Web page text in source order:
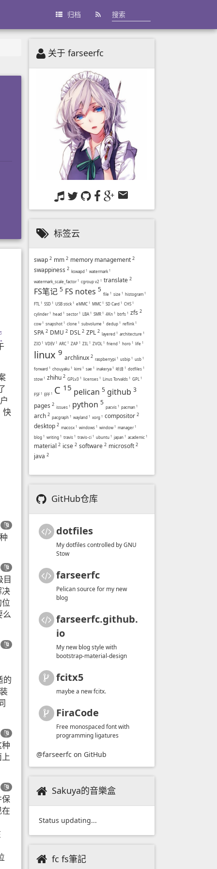
归档
快
目
么
的
关于 farseerfc
标签云
swap 2 mm 2 memory management 2
swappiness 2 kswapd 1 watermark 1
watermark_scale_factor 1 cgroup v2 1 translate 2
FS笔记 5 FS notes 5
file 1 size 1 histogram 1
FTL 1 SSD 1 USB stick 1 eMMC 1 MMC 1 SD Card 1 CHS 1
cylinder 1 head 1 sector 1 LBA 1 SMR 1 4Kn 1 btrfs 1 zfs 2
cow 1 snapshot 1 clone 1 subvolume 1 dedup 1 reflink 1
SPA 2 DMU 2 DSL 2 ZPL 2 layered 1 architecture 1
ZIO 1 VDEV 1 ARC 1 ZAP 1 ZIL 1 ZVOL 1 friend 1 horo 1 life 1
linux 9
archlinux 2 raspberrypi 1 usbip 1 usb 1
forward 1 chouyaku 1 kimi 1 sae 1 inakerya 1 听译 1 dotfiles 1
stow 1 zhihu 2 GPLv3 1 licenses 1 Linus Torvalds 1 GPL 1
FSF 1 EFF 1 C 15 pelican 5 github 3
pages 2 issues 1 python 5
pacvis 1 pacman 1
arch 2 pacgraph 1 wayland 1 xorg 1 compositor 2
desktop 2 macosx 1 windows 1 window 1 manager 1
blog 1 writing 1 travis 1 travis-ci 1 ubuntu 1 japan 1 academic 1
material 2 icse 2 software 2 microsoft 2
java 2
GitHub仓库
dotfiles
My dotfiles controlled by GNU
Stow
farseerfc
Pelican source for my new
blog
farseerfc.github.
io
My new blog style with
bootstrap-material-design
fcitx5
maybe a new fcitx.
FiraCode
Free monospaced font with
programming ligatures
@farseerfc on GitHub
Sakuya的音樂盒
Status updating...
fc fs筆記